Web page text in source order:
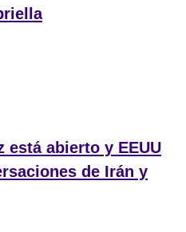
está abierto y EEUU
de Irán y